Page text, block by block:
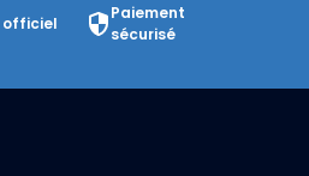
officiel
Paiement
sécurisé